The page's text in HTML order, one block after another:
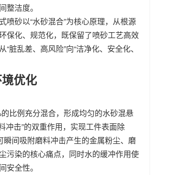
洁度。
砂以“水砂混合”为核心原理，从根源
保化、规范化，既保留了喷砂工艺高效
乱差、高风险”向“洁净化、安全化、
优化
比例充分混合，形成均匀的水砂混悬
冲击”的双重作用，实现工件表面除
间吸附磨料冲击产生的金属粉尘、磨
污染的核心痛点，同时水的缓冲作用使
全性。